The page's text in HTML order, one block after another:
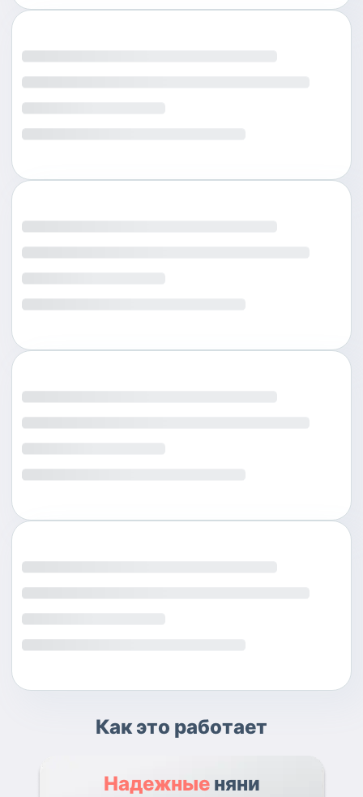
Как это работает
Надежные няни